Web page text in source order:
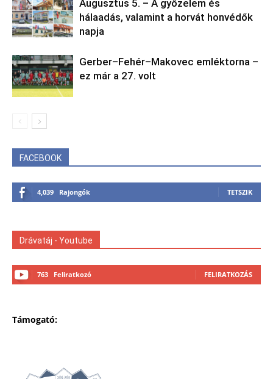
Augusztus 5. – A győzelem és
hálaadás, valamint a horvát honvédők
napja
Gerber–Fehér–Makovec emléktorna –
ez már a 27. volt
FACEBOOK
4,039 Rajongók TETSZIK
Drávatáj - Youtube
763 Feliratkozó FELIRATKOZÁS
Támogató: